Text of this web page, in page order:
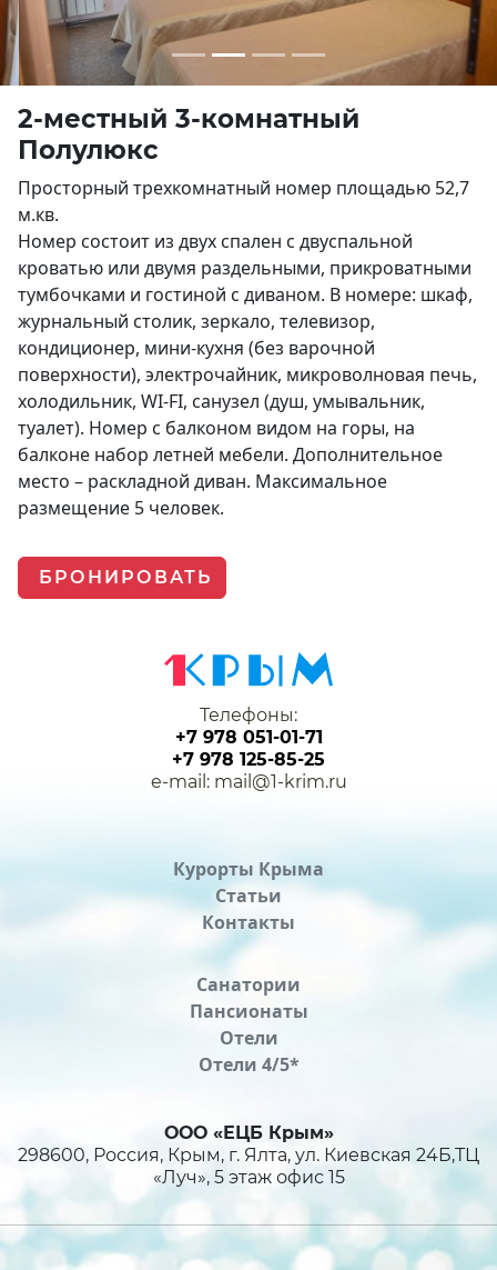
2-местный 3-комнатный
Полулюкс
Просторный трехкомнатный номер площадью 52,7
м.кв.
Номер состоит из двух спален с двуспальной
кроватью или двумя раздельными, прикроватными
тумбочками и гостиной с диваном. В номере: шкаф,
журнальный столик, зеркало, телевизор,
кондиционер, мини-кухня (без варочной
поверхности), электрочайник, микроволновая печь,
холодильник, WI-FI, санузел (душ, умывальник,
туалет). Номер с балконом видом на горы, на
балконе набор летней мебели. Дополнительное
место – раскладной диван. Максимальное
размещение 5 человек.
БРОНИРОВАТЬ
Курорты Крыма
Статьи
Контакты
Санатории
Пансионаты
Отели
Отели 4/5*
ООО «ЕЦБ Крым»
298600, Россия, Крым, г. Ялта, ул. Киевская 24Б,ТЦ
«Луч», 5 этаж офис 15
Телефоны:
+7 978 051-01-71
+7 978 125-85-25
e-mail: mail@1-krim.ru